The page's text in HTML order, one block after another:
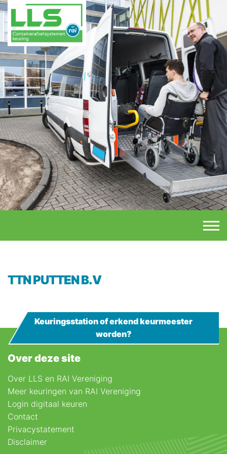
TTN PUTTEN B.V
Over deze site
Over LLS en RAI Vereniging
Meer keuringen van RAI Vereniging
Login digitaal keuren
Contact
Privacystatement
Disclaimer
Keuringsstation of erkend keurmeester
worden?